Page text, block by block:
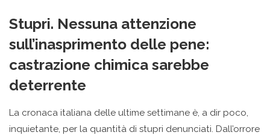
Stupri. Nessuna attenzione
sull’inasprimento delle pene:
castrazione chimica sarebbe
deterrente
La cronaca italiana delle ultime settimane è, a dir poco,
inquietante, per la quantità di stupri denunciati. Dall’orrore